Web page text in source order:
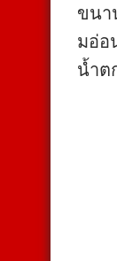
ขนา
มอ่อ
น้ำต